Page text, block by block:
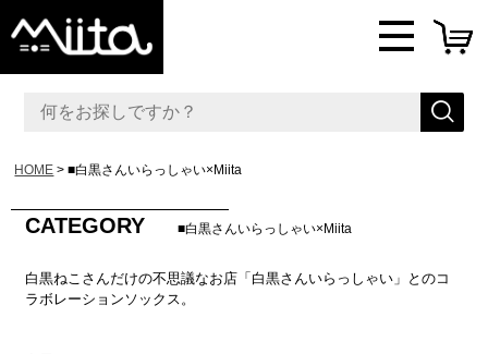
HOME ■白黒さんいらっしゃい×Miita
CATEGORY ■白黒さんいらっしゃい×Miita
白黒ねこさんだけの不思議なお店「白黒さんいらっしゃい」とのコ
ラボレーションソックス。